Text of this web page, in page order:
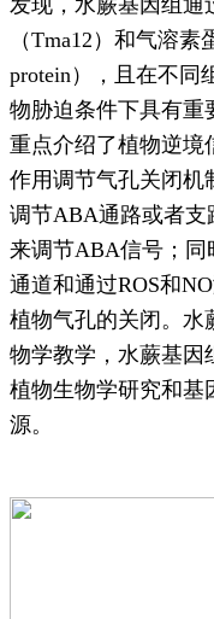
发现，水蕨基因组通
（Tma12）和气溶
protein），且在不同
物胁迫条件下具有重
重点介绍了植物逆境
作用调节气孔关闭机
调节ABA通路或者支
来调节ABA信号；同
通道和通过ROS和
植物气孔的关闭。水
物学教学，水蕨基因
植物生物学研究和基
源。